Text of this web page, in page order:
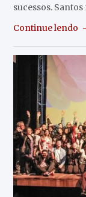
sucessos.
Continue lendo